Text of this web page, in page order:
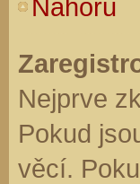
Nahoru
Nejprve
Pokud
věcí.